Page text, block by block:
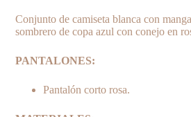
Conjunto de camiseta blanca con
sombrero de copa azul con conejo en
PANTALONES:
Pantalón corto rosa.